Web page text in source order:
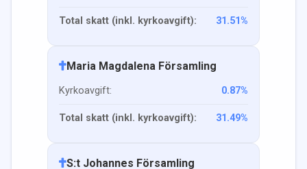
Total skatt (inkl. kyrkoavgift): 31.51%
Maria Magdalena Församling
Kyrkoavgift: 0.87%
Total skatt (inkl. kyrkoavgift): 31.49%
S:t Johannes Församling